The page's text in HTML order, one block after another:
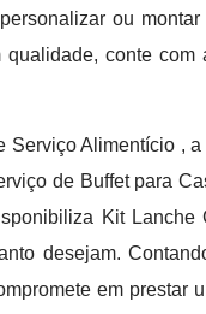
ou
conte com
Serviço Alimentício ,
de Buffet para
Kit Lanche
desejam.
em prestar